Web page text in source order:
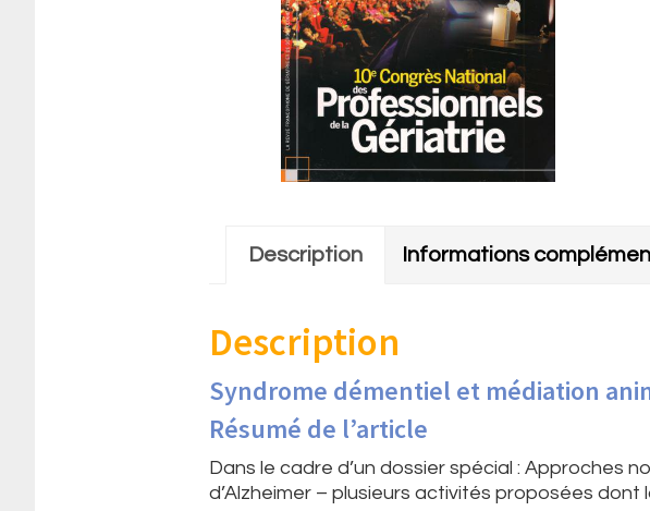
Description Informations
Description
Syndrome démentiel et médiation
Résumé de l’article
Dans le cadre d’un dossier spécial : Approches
d’Alzheimer – plusieurs activités proposées dont